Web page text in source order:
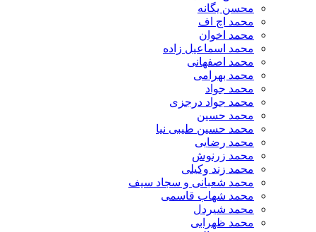
محسن یگانه
محمد اچ اف
محمد اخوان
محمد اسماعیل زاده
محمد اصفهانی
محمد بهرامی
محمد جواد
محمد جواد درجزی
محمد حسین
محمد حسین طیبی نیا
محمد رضایی
محمد زرنوش
محمد زند وکیلی
محمد شعبانی و سجاد سیف
محمد شهاب قاسمی
​محمد شیردل
محمد ظهرابی